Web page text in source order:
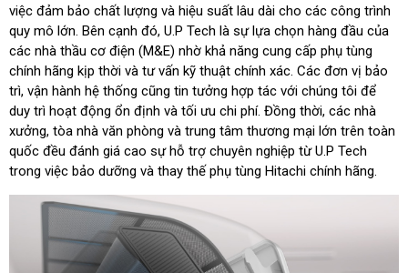
việc đảm bảo chất lượng và hiệu suất lâu dài cho các công trình
quy mô lớn. Bên cạnh đó, U.P Tech là sự lựa chọn hàng đầu của
các nhà thầu cơ điện (M&E) nhờ khả năng cung cấp phụ tùng
chính hãng kịp thời và tư vấn kỹ thuật chính xác. Các đơn vị bảo
trì, vận hành hệ thống cũng tin tưởng hợp tác với chúng tôi để
duy trì hoạt động ổn định và tối ưu chi phí. Đồng thời, các nhà
xưởng, tòa nhà văn phòng và trung tâm thương mại lớn trên toàn
quốc đều đánh giá cao sự hỗ trợ chuyên nghiệp từ U.P Tech
trong việc bảo dưỡng và thay thế phụ tùng Hitachi chính hãng.